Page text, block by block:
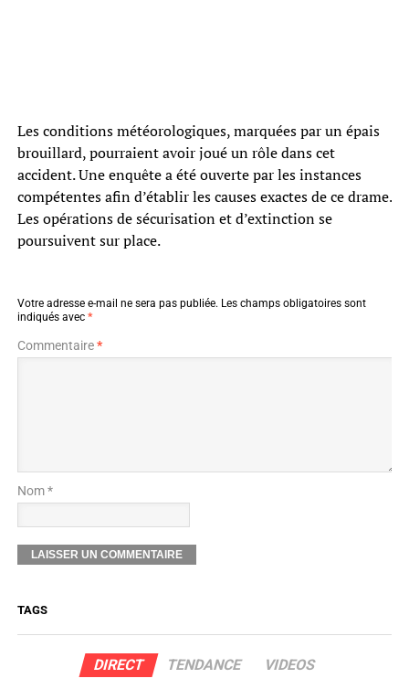
Les conditions météorologiques, marquées par un épais
brouillard, pourraient avoir joué un rôle dans cet
accident. Une enquête a été ouverte par les instances
compétentes afin d’établir les causes exactes de ce drame.
Les opérations de sécurisation et d’extinction se
poursuivent sur place.
Votre adresse e-mail ne sera pas publiée. Les champs obligatoires sont
indiqués avec *
Commentaire*
Nom *
TAGS
DIRECT TENDANCE VIDEOS